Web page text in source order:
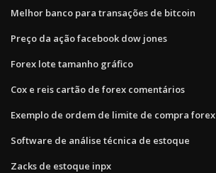
Melhor banco para transações de bitcoin
Preço da ação facebook dow jones
Forex lote tamanho gráfico
Cox e reis cartão de forex comentários
Exemplo de ordem de limite de compra forex
Software de análise técnica de estoque
Zacks de estoque inpx